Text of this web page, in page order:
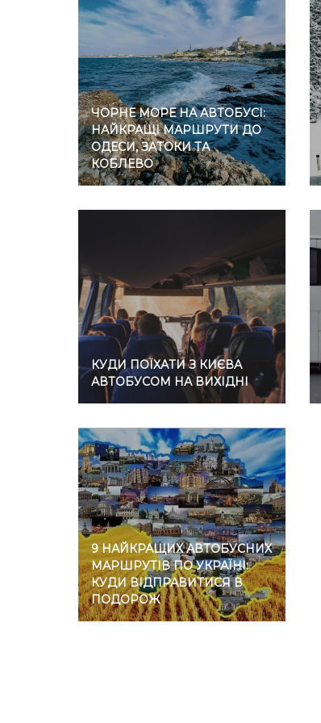
ЧОРНЕ МОРЕ НА АВТОБУСІ:
НАЙКРАЩІ МАРШРУТИ ДО
ОДЕСИ, ЗАТОКИ ТА
КОБЛЕВО
КУДИ ПОЇХАТИ З КИЄВА
АВТОБУСОМ НА ВИХІДНІ
9 НАЙКРАЩИХ АВТОБУСНИХ
МАРШРУТІВ ПО УКРАЇНІ:
КУДИ ВІДПРАВИТИСЯ В
ПОДОРОЖ